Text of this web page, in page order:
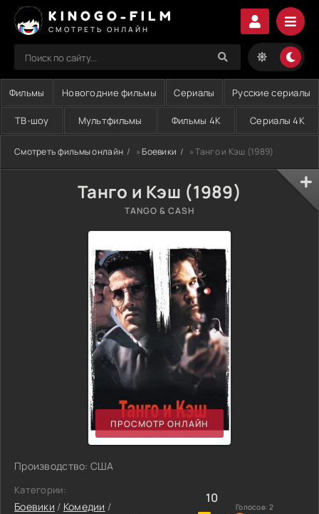
KINOGO-FILM
СМОТРЕТЬ ОНЛАЙН
Фильмы Новогодние фильмы Сериалы Русские сериалы
ТВ-шоу Мультфильмы Фильмы 4K Сериалы 4K
Смотреть фильмы онлайн »Боевики » Танго и Кэш (1989)
Танго и Кэш (1989)
TANGO & CASH
ПРОСМОТР ОНЛАЙН
Производство: США
Категории:
Боевики / Комедии /
10
Голосов: 2